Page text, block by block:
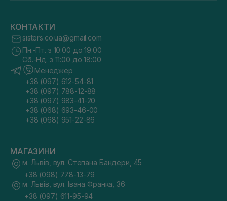
КОНТАКТИ
sisters.co.ua@gmail.com
Пн.-Пт. з 10:00 до 19:00
Сб.-Нд. з 11:00 до 18:00
Менеджер
+38 (097) 612-54-81
+38 (097) 788-12-88
+38 (097) 983-41-20
+38 (068) 693-46-00
+38 (068) 951-22-86
МАГАЗИНИ
м. Львів, вул. Степана Бандери, 45
+38 (098) 778-13-79
м. Львів, вул. Івана Франка, 36
+38 (097) 611-95-94